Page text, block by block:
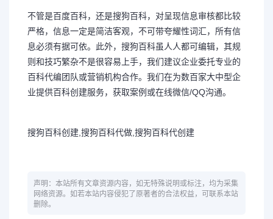
不管是百度百科，还是搜狗百科，对呈现信息审核都比较
严格，信息一定是简洁客观，不可带夸耀性词汇，所有信
息必须有据可依。此外，搜狗百科虽人人都可编辑，其规
则和技巧繁杂不是很容易上手，我们建议企业委托专业的
百科代编团队或营销机构合作。我们在为数百家大中型企
业提供百科创建服务，获取案例或在线微信/QQ沟通。
搜狗百科创建,搜狗百科代做,搜狗百科代创建
声明：本站所有文章资源内容，如无特殊说明或标注，均为采集
网络资源。如若本站内容侵犯了原著者的合法权益，可联系本站
删除。